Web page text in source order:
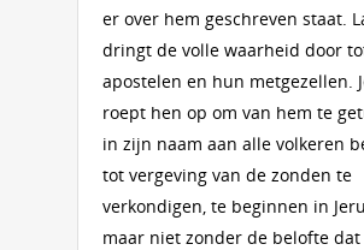
er over hem geschreven staat.
dringt de volle waarheid door
apostelen en hun metgezellen.
roept hen op om van hem te
in zijn naam aan alle volkeren
tot vergeving van de zonden te
verkondigen, te beginnen in
maar niet zonder de belofte